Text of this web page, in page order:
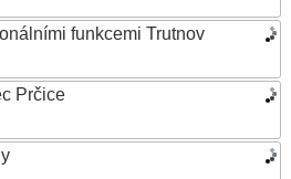
funkcemi Trutnov
Prčice